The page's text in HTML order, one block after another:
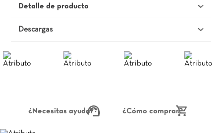
Detalle de producto
Descargas
¿Necesitas ayuda? ¿Cómo comprar?